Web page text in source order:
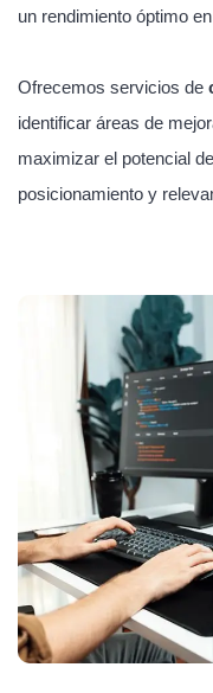
un rendimiento óptimo
Ofrecemos servicios de
identificar áreas de
maximizar el potencial
posicionamiento y